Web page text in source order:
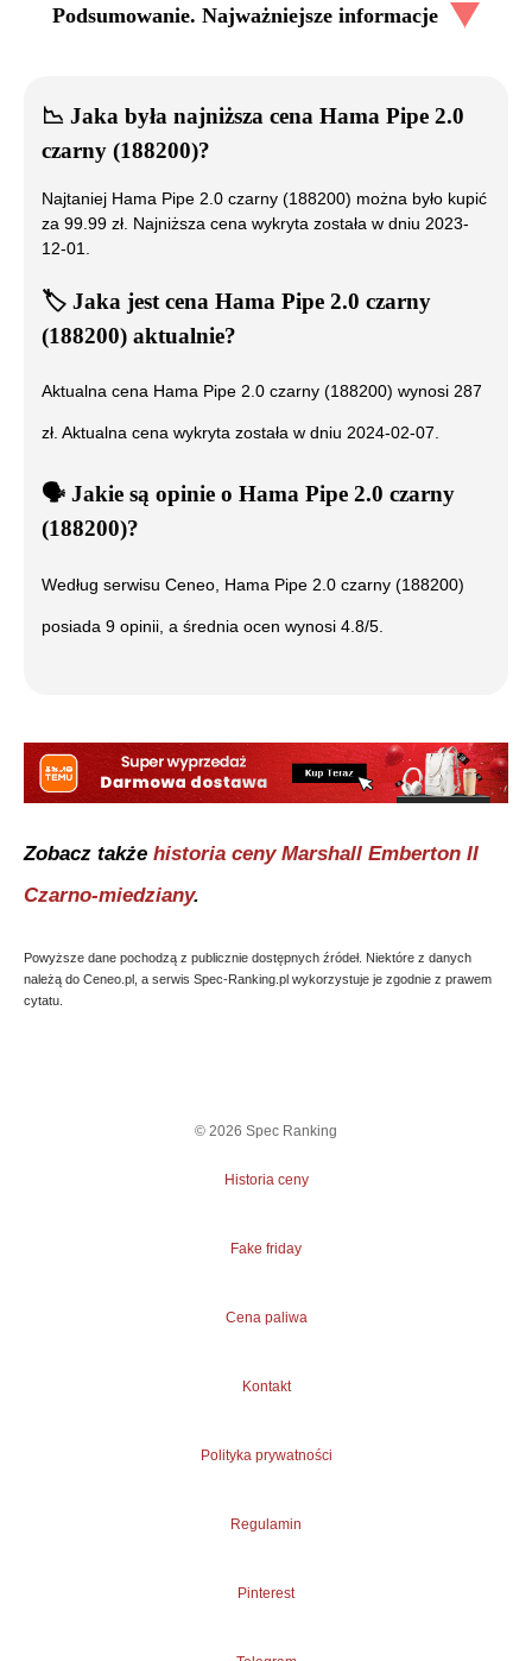
Podsumowanie. Najważniejsze informacje
📉 Jaka była najniższa cena Hama Pipe 2.0
czarny (188200)?
Najtaniej Hama Pipe 2.0 czarny (188200) można było kupić
za 99.99 zł. Najniższa cena wykryta została w dniu 2023-
12-01
🏷️ Jaka jest cena Hama Pipe 2.0 czarny
(188200) aktualnie?
Aktualna cena Hama Pipe 2.0 czarny (188200) wynosi 287
zł. Aktualna cena wykryta została w dniu 2024-02-07.
🗣️ ️ Jakie są opinie o Hama Pipe 2.0 czarny
(188200)?
Według serwisu Ceneo, Hama Pipe 2.0 czarny (188200)
posiada 9 opinii, a średnia ocen wynosi 4.8/5.
Zobacz także historia ceny Marshall Emberton II
Czarno-miedziany.
Powyższe dane pochodzą z publicznie dostępnych źródeł. Niektóre z danych
należą do Ceneo.pl, a serwis Spec-Ranking.pl wykorzystuje je zgodnie z prawem
cytatu.
© 2026 Spec Ranking
Historia ceny
Fake friday
Cena paliwa
Kontakt
Polityka prywatności
Regulamin
Pinterest